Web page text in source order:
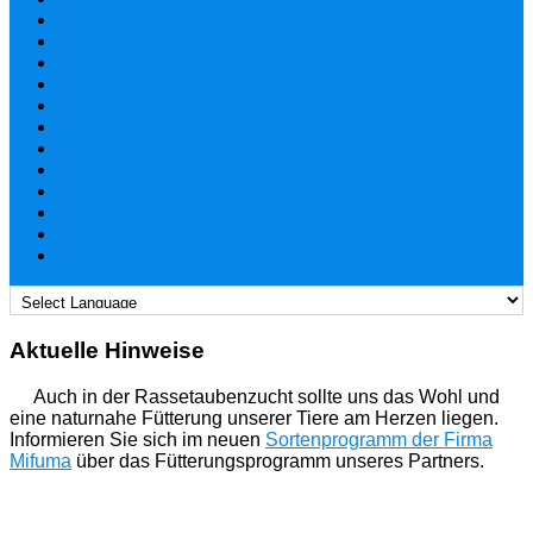
Aktuelle Hinweise
Auch in der Rassetaubenzucht sollte uns das Wohl und
eine naturnahe Fütterung unserer Tiere am Herzen liegen.
Informieren Sie sich im neuen Sortenprogramm der Firma
Mifuma über das Fütterungsprogramm unseres Partners.